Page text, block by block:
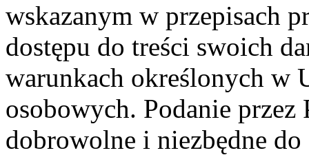
wskazanym w przepisach
dostępu do treści swoich
warunkach określonych w
osobowych. Podanie przez
dobrowolne i niezbędne